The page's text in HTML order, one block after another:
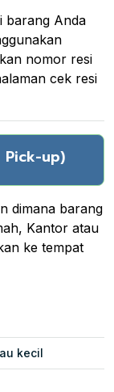
barang Anda
nomor resi
cek resi
up)
dimana barang
Kantor atau
ke tempat
kecil